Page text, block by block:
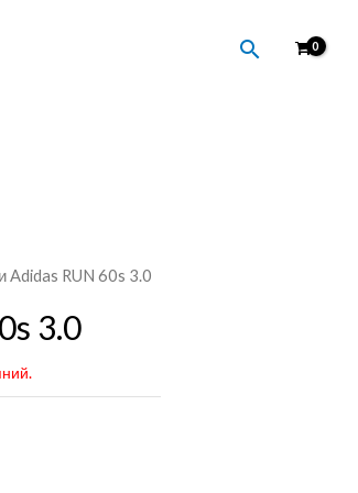
Пошук
Adidas RUN 60s 3.0
3.0